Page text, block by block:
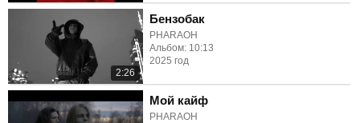
2:26
Бензобак
PHARAOH
Альбом: 10:13
2025 год
Мой кайф
PHARAOH